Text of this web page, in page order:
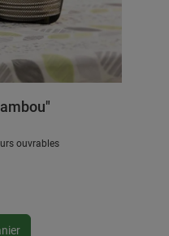
ouvrables
la quantité